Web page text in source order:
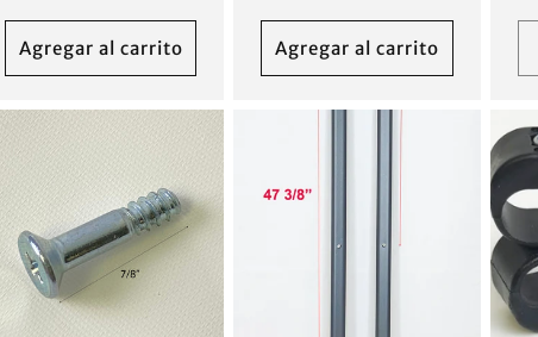
Agregar al carrito
habitual
Agregar al carrito